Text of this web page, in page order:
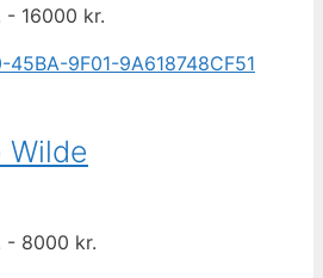
- 16000 kr.
Wilde
- 8000 kr.